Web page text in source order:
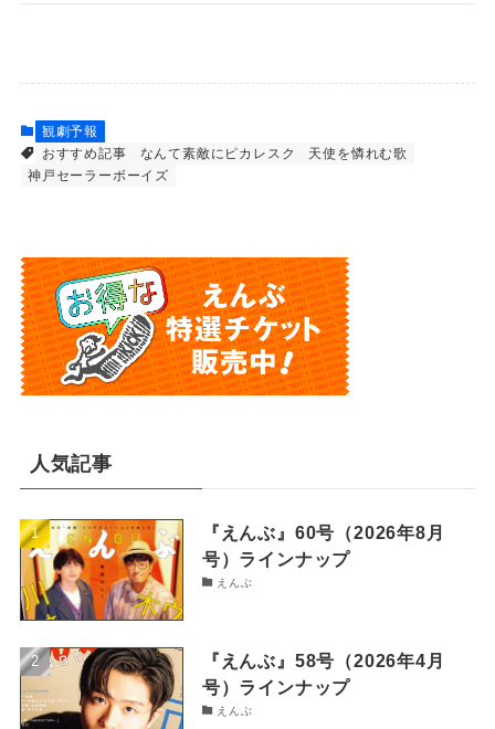
観劇予報
おすすめ記事
なんて素敵にピカレスク
天使を憐れむ歌
神戸セーラーボーイズ
人気記事
『えんぶ』60号（2026年8月
号）ラインナップ
えんぶ
『えんぶ』58号（2026年4月
号）ラインナップ
えんぶ